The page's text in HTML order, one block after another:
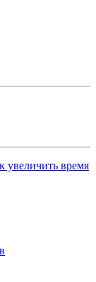
увеличить время